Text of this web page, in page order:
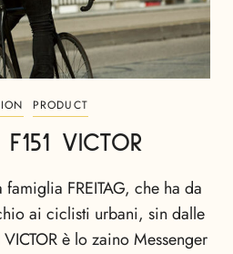
PRODUCT
F151 VICTOR
FREITAG, che ha da
ai ciclisti urbani, sin dalle
è lo zaino Messenger